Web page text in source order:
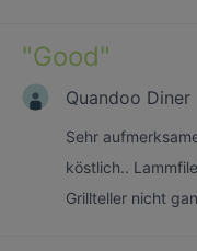
"Good"
Quandoo Diner
Sehr
köstlich..
Grillteller nicht